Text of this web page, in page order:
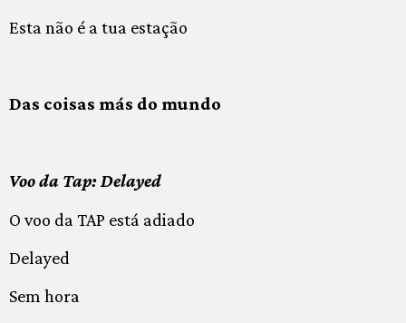
Esta não é a tua estação
Das coisas más do mundo
Voo da Tap: Delayed
O voo da TAP está adiado
Delayed
Sem hora